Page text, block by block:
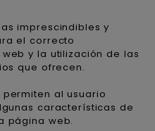
imprescindibles y
el correcto
y la utilización de las
que ofrecen.
permiten al usuario
características de
página web.